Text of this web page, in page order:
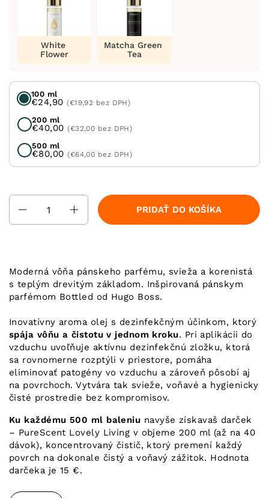
White
Flower
Matcha Green
Tea
100 ml
€24,90(€19,92 bez DPH)
200 ml
€40,00(€32,00 bez DPH)
500 ml
€80,00(€64,00 bez DPH)
PRIDAŤ DO KOŠÍKA
Moderná vôňa pánskeho parfému, svieža a korenistá
s teplým drevitým základom. Inšpirovaná pánskym
parfémom Bottled od Hugo Boss.
Inovatívny aroma olej s dezinfekčným účinkom, ktorý
spája vôňu a čistotu v jednom kroku. Pri aplikácii do
vzduchu uvoľňuje aktívnu dezinfekčnú zložku, ktorá
sa rovnomerne rozptýli v priestore, pomáha
eliminovať patogény vo vzduchu a zároveň pôsobí aj
na povrchoch. Vytvára tak svieže, voňavé a hygienicky
čisté prostredie bez kompromisov.
Ku každému 500 ml baleniu navyše získavaš darček
– PureScent Lovely Living v objeme 200 ml (až na 40
dávok), koncentrovaný čistič, ktorý premení každý
povrch na dokonale čistý a voňavý zážitok. Hodnota
darčeka je 15 €.